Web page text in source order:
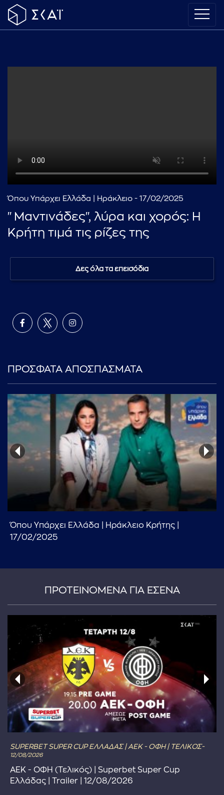
...πληκτρολογήστε κείμενο προς αναζήτηση
Όπου Υπάρχει Ελλάδα | Ηράκλειο - 17/02/2025
"Μαντινάδες", λύρα και χορός: Η
Κρήτη τιμά τις ρίζες της
Δες όλα τα επεισόδια
ΠΡΟΣΦΑΤΑ ΑΠΟΣΠΑΣΜΑΤΑ
Όπου Υπάρχει Ελλάδα | Ηράκλειο Κρήτης |
17/02/2025
ΠΡΟΤΕΙΝΟΜΕΝΑ ΓΙΑ ΕΣΕΝΑ
SUPERBET SUPER CUP ΕΛΛΑΔΑΣ | ΑΕΚ - ΟΦΗ | ΤΕΛΙΚΟΣ-
12/08/2026
ΑΕΚ - ΟΦΗ (Τελικός) | Superbet Super Cup
Ελλάδας | Trailer | 12/08/2026